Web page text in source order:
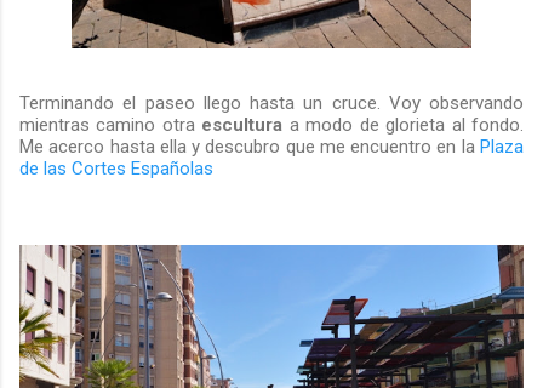
Terminando el paseo llego hasta un cruce. Voy observando
mientras camino otra escultura a modo de glorieta al fondo.
Me acerco hasta ella y descubro que me encuentro en la Plaza
de las Cortes Españolas